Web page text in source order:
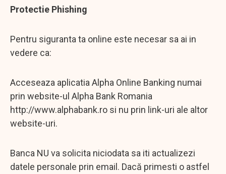
Protectie Phishing
Pentru siguranta ta online este necesar sa ai in
vedere ca:
Acceseaza aplicatia Alpha Online Banking numai
prin website-ul Alpha Bank Romania
http://www.alphabank.ro si nu prin link-uri ale altor
website-uri.
Banca NU va solicita niciodata sa iti actualizezi
datele personale prin email. Dacă primesti o astfel